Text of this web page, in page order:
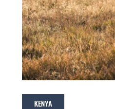
KENYA